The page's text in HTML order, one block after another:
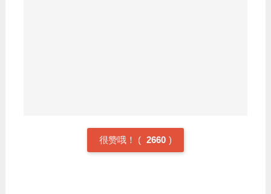
很赞哦！ ( 2660 )